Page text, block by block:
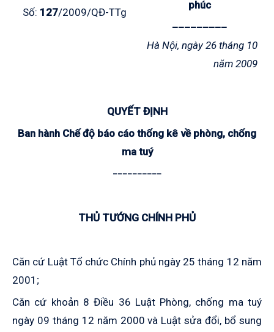
Số: 127/2009/QĐ-TTg
phúc
_________
Hà Nội, ngày 26 tháng 10
năm 2009
QUYẾT ĐỊNH
Ban hành Chế độ báo cáo thống kê về phòng, chống
ma tuý
THỦ TƯỚNG CHÍNH PHỦ
Căn cứ Luật Tổ chức Chính phủ ngày 25 tháng 12 năm
2001;
Căn cứ khoản 8 Điều 36 Luật Phòng, chống ma tuý
ngày 09 tháng 12 năm 2000 và Luật sửa đổi, bổ sung